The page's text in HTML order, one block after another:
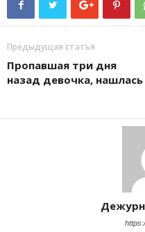
Предыдущая статья
Пропавшая три дня
назад девочка, нашлась